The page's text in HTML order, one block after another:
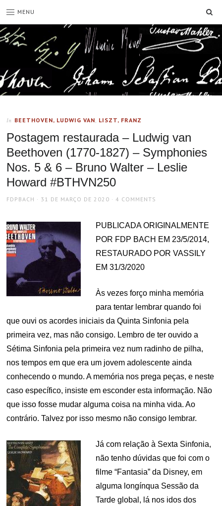
MENU
In BEETHOVEN, LUDWIG VAN, LISZT, FRANZ
Postagem restaurada – Ludwig van
Beethoven (1770-1827) – Symphonies
Nos. 5 & 6 – Bruno Walter – Leslie
Howard #BTHVN250
AUTHOR
FDPBACH
POSTED
31 DE MARÇO DE 2020 4 COMMENTS
PUBLICADA ORIGINALMENTE
POR FDP BACH EM 23/5/2014,
RESTAURADO POR VASSILY
EM 31/3/2020
Às vezes forço minha memória
para tentar lembrar quando foi
que ouvi os acordes iniciais da Quinta Sinfonia pela
primeira vez, mas não consigo. Lembro de ter ouvido a
Sétima Sinfonia pela primeira vez num radinho de pilha,
nos tempos em que era um jovem adolescente ainda
conhecendo o mundo. A memória nos prega peças, e neste
caso específico, insiste em esconder esta informação. Não
que isso fosse mudar alguma coisa na minha vida. Ao
contrário. Talvez por isso mesmo não consigo lembrar.
Já com relação à Sexta Sinfonia,
não tenho dúvidas que foi com o
filme “Fantasia” da Disney, em
alguma longínqua Sessão da
Tarde global, lá nos idos dos